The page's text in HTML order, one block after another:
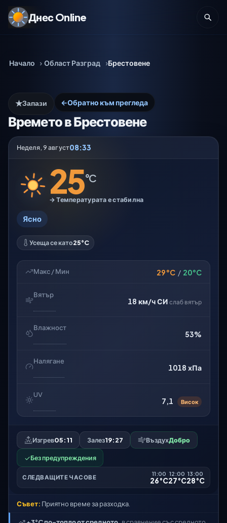
Днес Online
Начало Област Разград Брестовене
←Обратно към прегледа
Времето в Брестовене
★Запази
Неделя, 9 август08:33
25°C
→ Температурата е стабилна
Ясно
Усеща се като25°C
Макс / Мин 29°C / 20°C
Вятър
18 км/чСИ слаб вятър
Влажност
53%
Налягане
1018 хПа
UV
7,1 Висок
Изгрев05:11 Залез19:27 ВъздухДобро
✓Без предупреждения
СЛЕДВАЩИТЕ ЧАСОВЕ
11:00
26°C
12:00
27°C
13:00
28°C
Съвет: Приятно време за разходка.